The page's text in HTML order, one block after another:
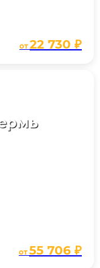
от22 730 ₽
от55 706 ₽